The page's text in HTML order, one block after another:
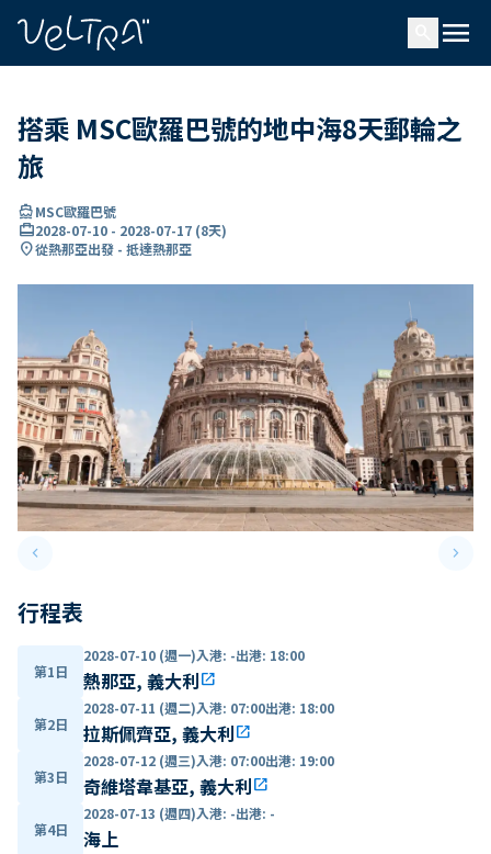
menu
搭乘 MSC歐羅巴號的地中海8天郵輪之
旅
directions_boatMSC歐羅巴號
card_travel2028-07-10 - 2028-07-17 (8天)
location_on從熱那亞出發 - 抵達熱那亞
keyboard_arrow_leftPrevious slide keyboard_arrow_right
行程表
第1日
2028-07-10 (週一)入港: -出港: 18:00
熱那亞, 義大利open_in_new
第2日
2028-07-11 (週二)入港: 07:00出港: 18:00
拉斯佩齊亞, 義大利open_in_new
第3日
2028-07-12 (週三)入港: 07:00出港: 19:00
奇維塔韋基亞, 義大利open_in_new
第4日
2028-07-13 (週四)入港: -出港: -
海上